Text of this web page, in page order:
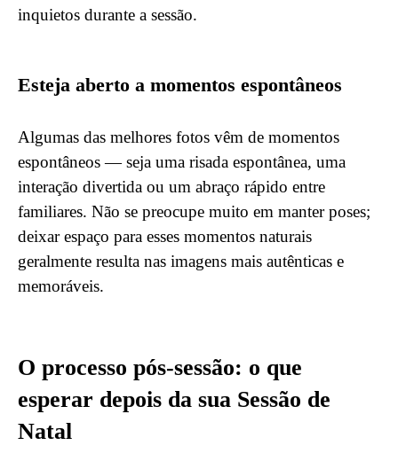
inquietos durante a sessão.
Esteja aberto a momentos espontâneos
Algumas das melhores fotos vêm de momentos
espontâneos — seja uma risada espontânea, uma
interação divertida ou um abraço rápido entre
familiares. Não se preocupe muito em manter poses;
deixar espaço para esses momentos naturais
geralmente resulta nas imagens mais autênticas e
memoráveis.
O processo pós-sessão: o que
esperar depois da sua Sessão de
Natal